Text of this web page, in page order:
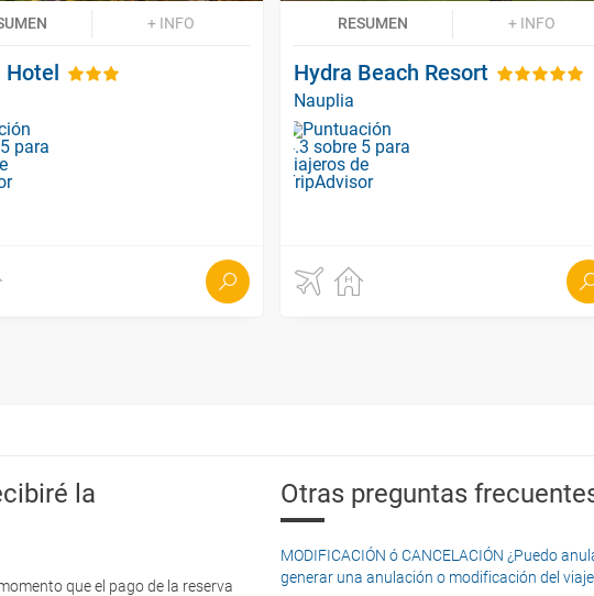
+ INFO
Hotel
RESUMEN + INFO
Hydra Beach Resort
Nauplia
la
que el pago de la reserva
Otras preguntas
MODIFICACIÓN ó CANCELACIÓN ¿Puedo
generar una anulación o modificación del